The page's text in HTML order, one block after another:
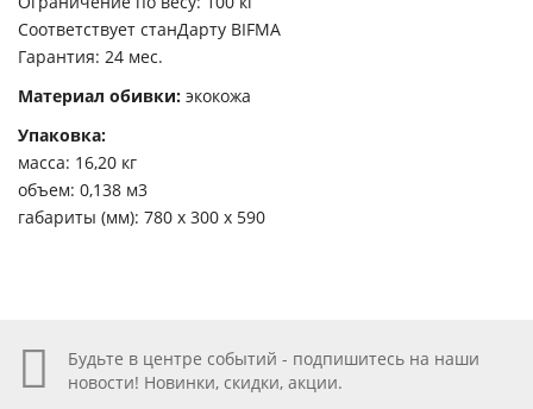
Соответствует станДарту BIFMA
Гарантия: 24 мес.
Материал обивки: экокожа
Упаковка:
масса: 16,20 кг
объем: 0,138 м3
габариты (мм): 780 х 300 х 590
Будьте в центре событий - подпишитесь на наши
новости! Новинки, скидки, акции.